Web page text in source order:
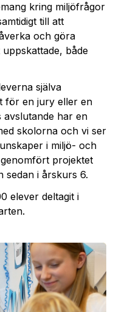
kring miljöfrågor
till att
och göra
både
själva
för en jury eller en
har en
skolorna och vi ser
i miljö- och
projektet
sedan i årskurs 6.
elever deltagit i